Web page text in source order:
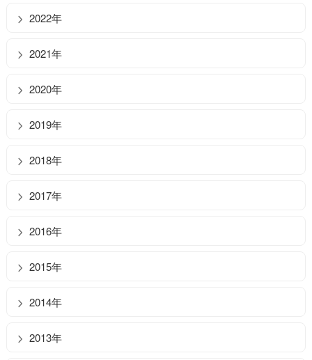
2022年
2021年
2020年
2019年
2018年
2017年
2016年
2015年
2014年
2013年